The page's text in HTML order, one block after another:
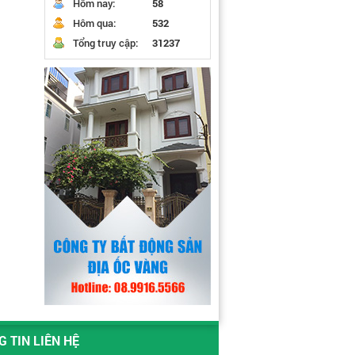
Hôm nay:
58
Hôm qua:
532
Tổng truy cập:
31237
TIN LIÊN HỆ